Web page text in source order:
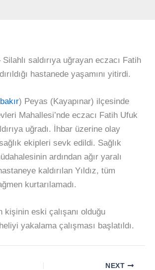
Silahlı saldırıya uğrayan eczacı Fatih
hastanede yaşamını yitirdi.
) Peyas (Kayapınar) ilçesinde
Mahallesi’nde eczacı Fatih Ufuk
uğradı. İhbar üzerine olay
ekipleri sevk edildi. Sağlık
ardından ağır yaralı
kaldırılan Yıldız, tüm
kurtarılamadı.
kişinin eski çalışanı olduğu
yakalama çalışması başlatıldı.
NEXT